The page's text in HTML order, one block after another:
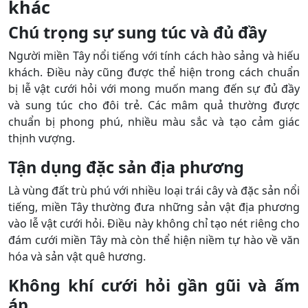
khác
Chú trọng sự sung túc và đủ đầy
Người miền Tây nổi tiếng với tính cách hào sảng và hiếu
khách. Điều này cũng được thể hiện trong cách chuẩn
bị lễ vật cưới hỏi với mong muốn mang đến sự đủ đầy
và sung túc cho đôi trẻ. Các mâm quả thường được
chuẩn bị phong phú, nhiều màu sắc và tạo cảm giác
thịnh vượng.
Tận dụng đặc sản địa phương
Là vùng đất trù phú với nhiều loại trái cây và đặc sản nổi
tiếng, miền Tây thường đưa những sản vật địa phương
vào lễ vật cưới hỏi. Điều này không chỉ tạo nét riêng cho
đám cưới miền Tây mà còn thể hiện niềm tự hào về văn
hóa và sản vật quê hương.
Không khí cưới hỏi gần gũi và ấm